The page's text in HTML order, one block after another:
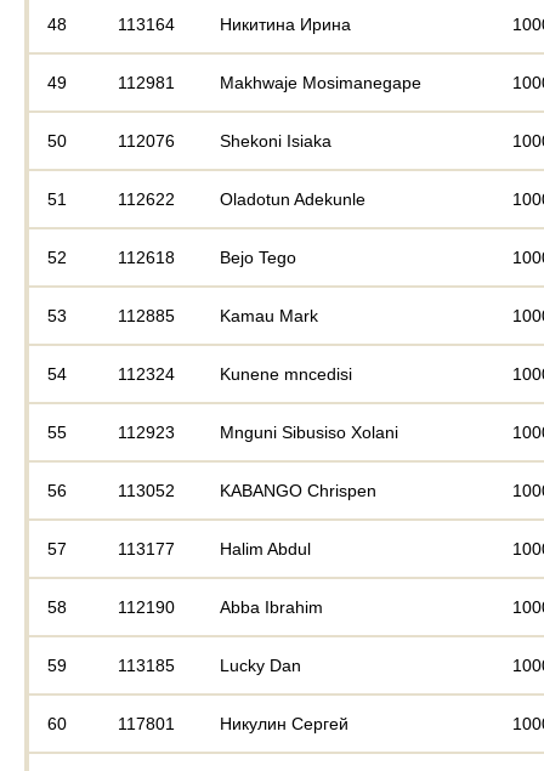
48 113164 Никитина Ирина
49 112981 Makhwaje Mosimanegape
50 112076 Shekoni Isiaka
51 112622 Oladotun Adekunle
52 112618 Bejo Tego
53 112885 Kamau Mark
54 112324 Kunene mncedisi
55 112923 Mnguni Sibusiso Xolani
56 113052 KABANGO Chrispen
57 113177 Halim Abdul
58 112190 Abba Ibrahim
59 113185 Lucky Dan
60 117801 Никулин Сергей